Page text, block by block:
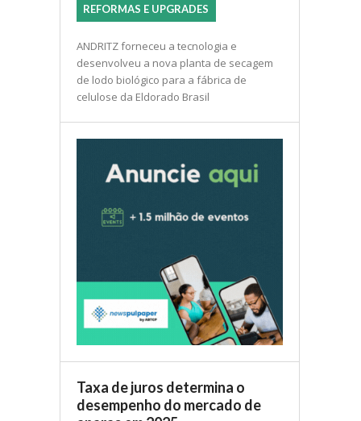
REFORMAS E UPGRADES
ANDRITZ forneceu a tecnologia e
desenvolveu a nova planta de secagem
de lodo biológico para a fábrica de
celulose da Eldorado Brasil
Taxa de juros determina o
desempenho do mercado de